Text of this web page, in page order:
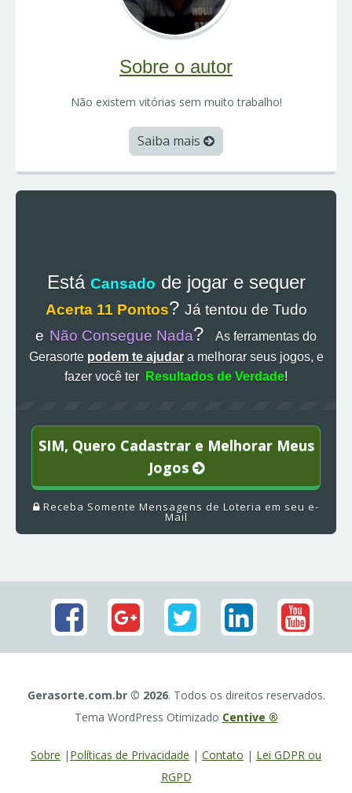
Sobre o autor
Não existem vitórias sem muito trabalho!
Saiba mais
Está Cansado de jogar e sequer
Acerta 11 Pontos? Já tentou de Tudo
e Não Consegue Nada?
As ferramentas do
Gerasorte podem te ajudara melhorar seus jogos, e
fazer você ter
Resultados de Verdade!
SIM, Quero Cadastrar e Melhorar Meus
Jogos
Receba Somente Mensagens de Loteria em seu e-
Mail
Gerasorte.com.br © 2026. Todos os direitos reservados.
Tema WordPress Otimizado Centive ®
Sobre | Políticas de Privacidade | Contato | Lei GDPR ou
RGPD